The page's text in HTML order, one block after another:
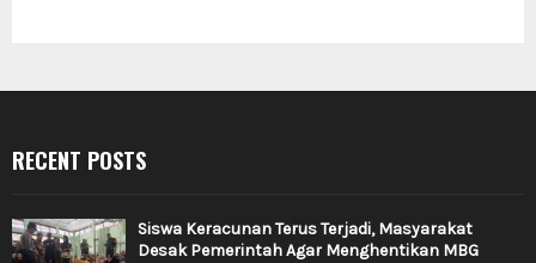
RECENT POSTS
Siswa Keracunan Terus Terjadi, Masyarakat
Desak Pemerintah Agar Menghentikan MBG